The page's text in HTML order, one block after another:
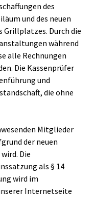
des
und des neuen
Grillplatzes. Durch die
während
alle Rechnungen
Die Kassenprüfer
und
die ohne
Mitglieder
der neuen
Die
als § 14
wird im
Internetseite